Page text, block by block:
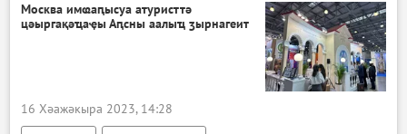
Москва имҩаԥысуа атуристтә
цәыргақәҵаҿы Аԥсны аалыҵ ӡырнагеит
16 Хәажәкыра 2023, 14:28